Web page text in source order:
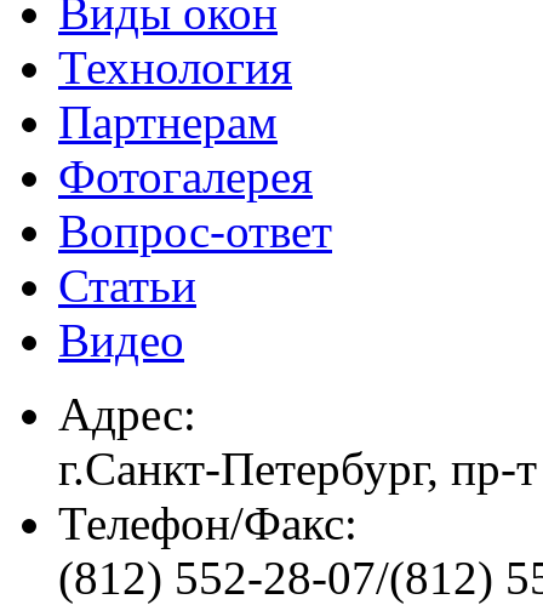
Виды окон
Технология
Партнерам
Фотогалерея
Вопрос-ответ
Статьи
Видео
Адрес:
г.Санкт-Петербург, пр-
Телефон/Факс:
(812) 552-28-07/(812)